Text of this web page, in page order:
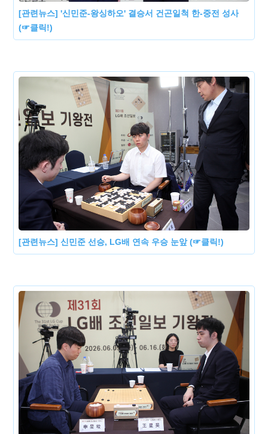
[관련뉴스] '신민준-왕싱하오' 결승서 건곤일척 한-중전 성사
(☞클릭!)
[관련뉴스] 신민준 선승, LG배 연속 우승 눈앞 (☞클릭!)